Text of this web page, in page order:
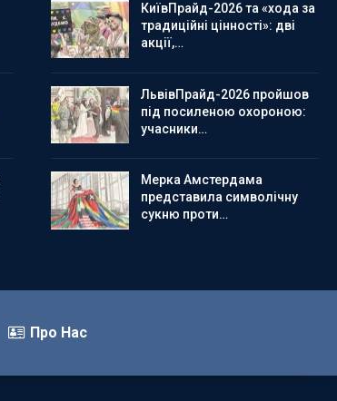
КиївПрайд-2026 та «хода за
традиційні цінності»: дві
акції,…
ЛьвівПрайд-2026 пройшов
під посиленою охороною:
учасники…
Мерка Амстердама
представила символічну
сукню проти…
Про Нас